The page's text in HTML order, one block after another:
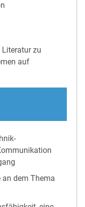
Literatur zu
auf
an dem Thema